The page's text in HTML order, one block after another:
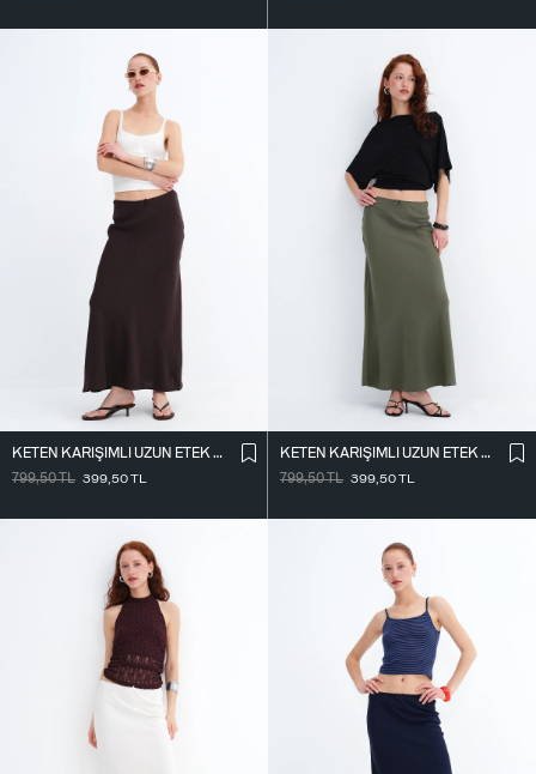
KETEN KARIŞIMLI UZUN ETEK E18087
799,50TL 399,50TL
KETEN KARIŞIMLI UZUN ETEK E18087
799,50TL 399,50TL